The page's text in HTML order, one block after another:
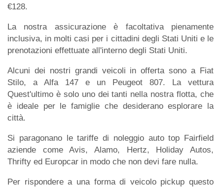
€128.
La nostra assicurazione è facoltativa pienamente
inclusiva, in molti casi per i cittadini degli Stati Uniti e le
prenotazioni effettuate all'interno degli Stati Uniti.
Alcuni dei nostri grandi veicoli in offerta sono a Fiat
Stilo, a Alfa 147 e un Peugeot 807. La vettura
Quest'ultimo è solo uno dei tanti nella nostra flotta, che
è ideale per le famiglie che desiderano esplorare la
città.
Si paragonano le tariffe di noleggio auto top Fairfield
aziende come Avis, Alamo, Hertz, Holiday Autos,
Thrifty ed Europcar in modo che non devi fare nulla.
Per rispondere a una forma di veicolo pickup questo